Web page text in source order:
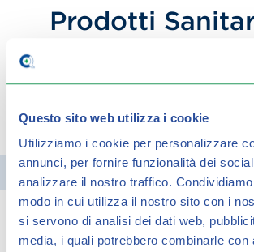
Questo sito web utilizza i cookie
Utilizziamo i cookie per personalizzare
annunci, per fornire funzionalità dei
analizzare il nostro traffico.
modo in cui utilizza il nostro sito con i
si servono di analisi dei dati web,
media, i quali potrebbero combinarle con
Prodotti
condividi su:
Filtra
Spiacenti, ma non è stato